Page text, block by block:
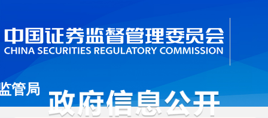
管局